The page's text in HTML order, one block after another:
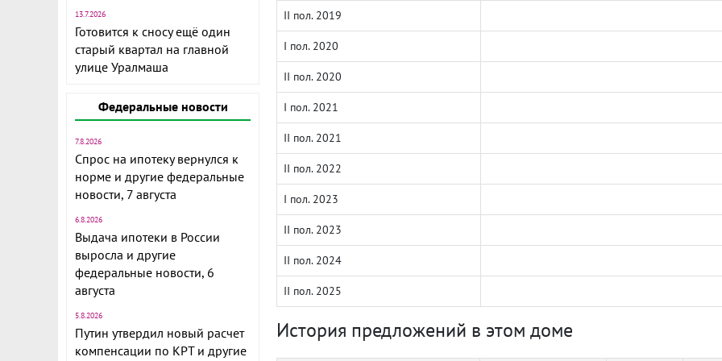
13.7.2026
Готовится к сносу ещё один
старый квартал на главной
улице Уралмаша
Федеральные новости
7.8.2026
Спрос на ипотеку вернулся к
норме и другие федеральные
новости, 7 августа
6.8.2026
Выдача ипотеки в России
выросла и другие
федеральные новости, 6
августа
5.8.2026
Путин утвердил новый расчет
компенсации по КРТ и другие
II пол. 2019
I пол. 2020
II пол. 2020
I пол. 2021
II пол. 2021
II пол. 2022
I пол. 2023
II пол. 2023
II пол. 2024
II пол. 2025
История предложений в этом доме